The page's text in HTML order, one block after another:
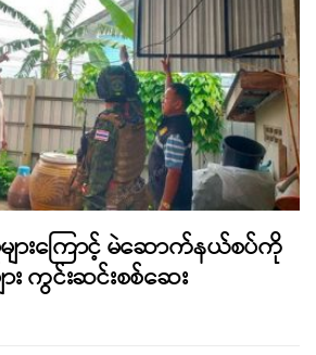
ားကြောင့် မဲဆောက်နယ်စပ်ကို
း ကွင်းဆင်းစစ်ဆေး